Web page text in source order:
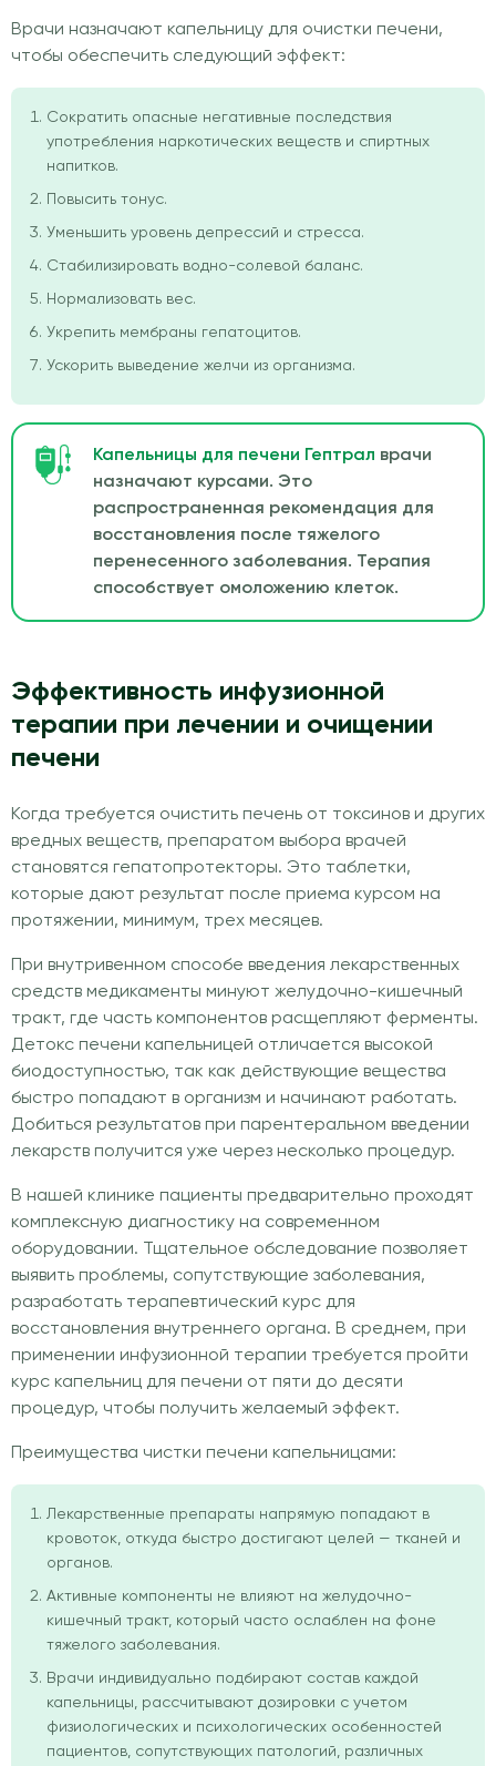
Врачи назначают капельницу для очистки печени,
чтобы обеспечить следующий эффект:
Сократить опасные негативные последствия
употребления наркотических веществ и спиртных
напитков.
Повысить тонус.
Уменьшить уровень депрессий и стресса.
Стабилизировать водно-солевой баланс.
Нормализовать вес.
Укрепить мембраны гепатоцитов.
Ускорить выведение желчи из организма.
Капельницы для печени Гептрал врачи
назначают курсами. Это
распространенная рекомендация для
восстановления после тяжелого
перенесенного заболевания. Терапия
способствует омоложению клеток.
Эффективность инфузионной
терапии при лечении и очищении
печени
Когда требуется очистить печень от токсинов и других
вредных веществ, препаратом выбора врачей
становятся гепатопротекторы. Это таблетки,
которые дают результат после приема курсом на
протяжении, минимум, трех месяцев.
При внутривенном способе введения лекарственных
средств медикаменты минуют желудочно-кишечный
тракт, где часть компонентов расщепляют ферменты.
Детокс печени капельницей отличается высокой
биодоступностью, так как действующие вещества
быстро попадают в организм и начинают работать.
Добиться результатов при парентеральном введении
лекарств получится уже через несколько процедур.
В нашей клинике пациенты предварительно проходят
комплексную диагностику на современном
оборудовании. Тщательное обследование позволяет
выявить проблемы, сопутствующие заболевания,
разработать терапевтический курс для
восстановления внутреннего органа. В среднем, при
применении инфузионной терапии требуется пройти
курс капельниц для печени от пяти до десяти
процедур, чтобы получить желаемый эффект.
Преимущества чистки печени капельницами:
Лекарственные препараты напрямую попадают в
кровоток, откуда быстро достигают целей — тканей и
органов.
Активные компоненты не влияют на желудочно-
кишечный тракт, который часто ослаблен на фоне
тяжелого заболевания.
Врачи индивидуально подбирают состав каждой
капельницы, рассчитывают дозировки с учетом
физиологических и психологических особенностей
пациентов, сопутствующих патологий, различных